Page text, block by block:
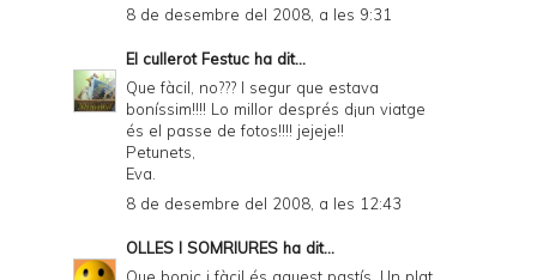
l
y
d
8 de desembre del 2008, a les 9:31
El cullerot Festuc ha dit...
Que fàcil, no??? I segur que estava
boníssim!!!! Lo millor després d¡un viatge
és el passe de fotos!!!! jejeje!!
Petunets,
Eva.
8 de desembre del 2008, a les 12:43
OLLES I SOMRIURES ha dit...